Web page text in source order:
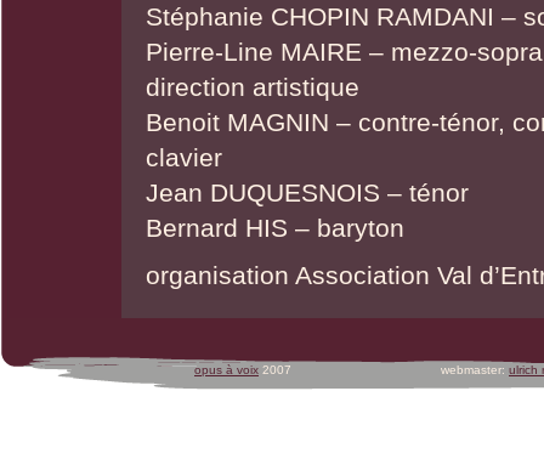
Stéphanie CHOPIN RAMDANI –
Pierre-Line MAIRE – mezzo-
direction artistique
Benoit MAGNIN – contre-ténor,
clavier
Jean DUQUESNOIS – ténor
Bernard HIS – baryton
organisation Association Val
opus à voix 2007 webmaster: ulrich